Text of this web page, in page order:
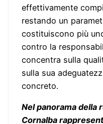
effettivamente
restando un
costituiscono più
contro la
concentra sulla
sulla sua
concreto.
Nel panorama della
Cornalba